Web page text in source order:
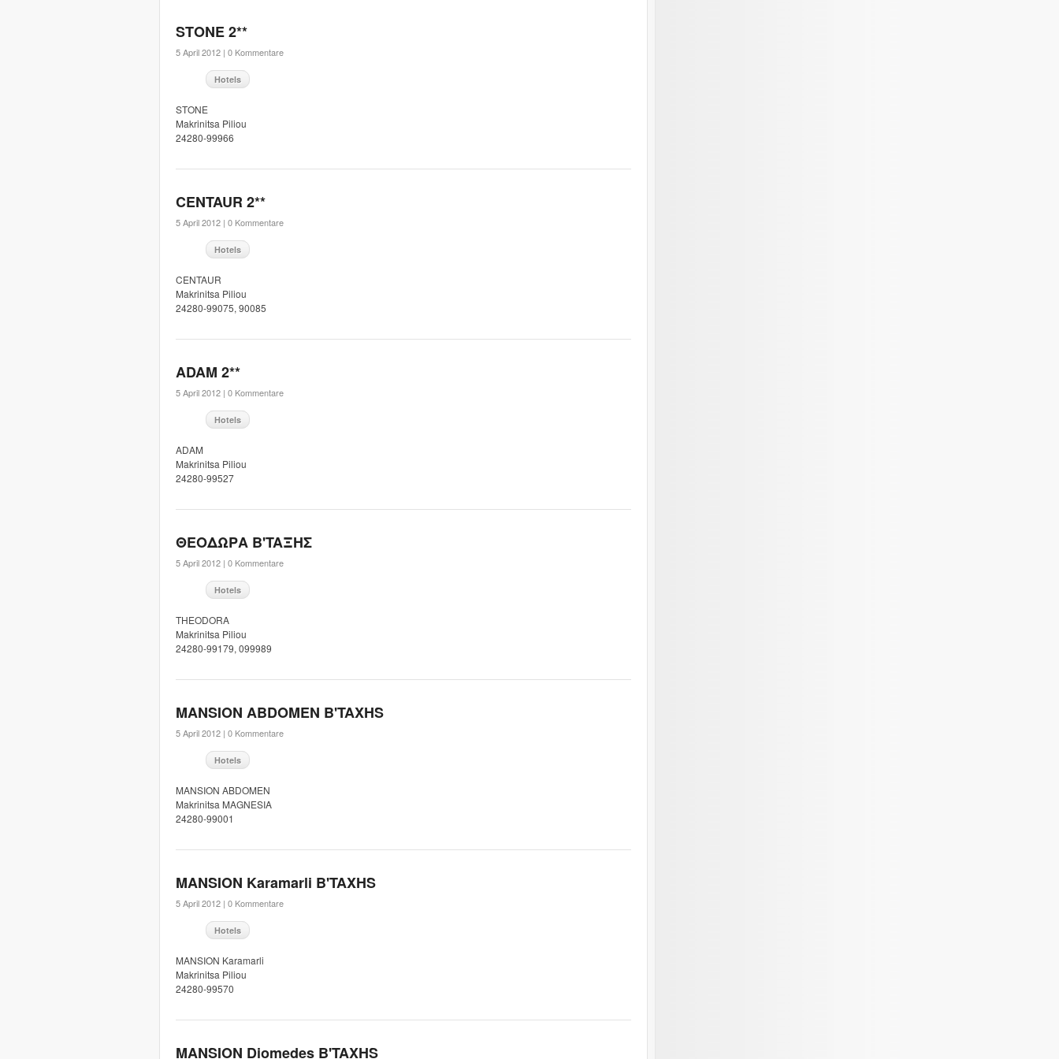
STONE 2**
5 April 2012 | 0 Kommentare
Hotels
STONE
Makrinitsa Piliou
24280-99966
CENTAUR 2**
5 April 2012 | 0 Kommentare
Hotels
CENTAUR
Makrinitsa Piliou
24280-99075, 90085
ADAM 2**
5 April 2012 | 0 Kommentare
Hotels
ADAM
Makrinitsa Piliou
24280-99527
ΘΕΟΔΩΡΑ B'TAΞHΣ
5 April 2012 | 0 Kommentare
Hotels
THEODORA
Makrinitsa Piliou
24280-99179, 099989
MANSION ABDOMEN B'TAXHS
5 April 2012 | 0 Kommentare
Hotels
MANSION ABDOMEN
Makrinitsa MAGNESIA
24280-99001
MANSION Karamarli B'TAXHS
5 April 2012 | 0 Kommentare
Hotels
MANSION Karamarli
Makrinitsa Piliou
24280-99570
MANSION Diomedes B'TAXHS